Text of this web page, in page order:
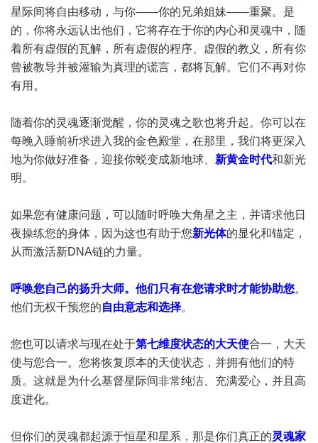
星际间将自由移动，与你——你的兄弟姐妹——重聚。是
的，你将永远认出他们，它将存在于你的内心和灵魂中，随
着所有虚假的瓦解，所有虚假的程序、虚假的教义，所有你
曾被教导并被灌输为真理的谎言，都将瓦解。它们不再对你
有用。
随着你的灵魂逐渐觉醒，你的灵魂之歌也将升起。你可以在
每晚入睡前祈求进入我的金色殿堂，在那里，我们将更深入
地为你做好准备，迎接你蜕变成新地球、 新黄金时代和新光
明。
如果您有健康问题，可以随时呼唤大角星之主，并请求他日
夜操练您的身体，因为这也有助于您新光体的显化和锚定，
从而激活新DNA链的力量。
呼唤您自己的扬升大师。他们只有在您请求时才能协助您。
他们无权干预您的自由意志和选择。
您也可以请求与现在处于第七维度状态的大天使合一，大天
使与您合一。您将恢复原本的天使状态，并拥有他们的特
质。这就是为什么基督星际间非常纯洁、充满爱心，并且高
度进化。
但你们的灵魂都起源于恒星和星系，那是你们真正的灵魂家